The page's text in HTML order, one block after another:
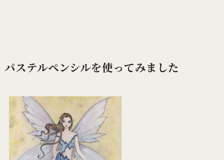
パステルペンシルを使ってみました